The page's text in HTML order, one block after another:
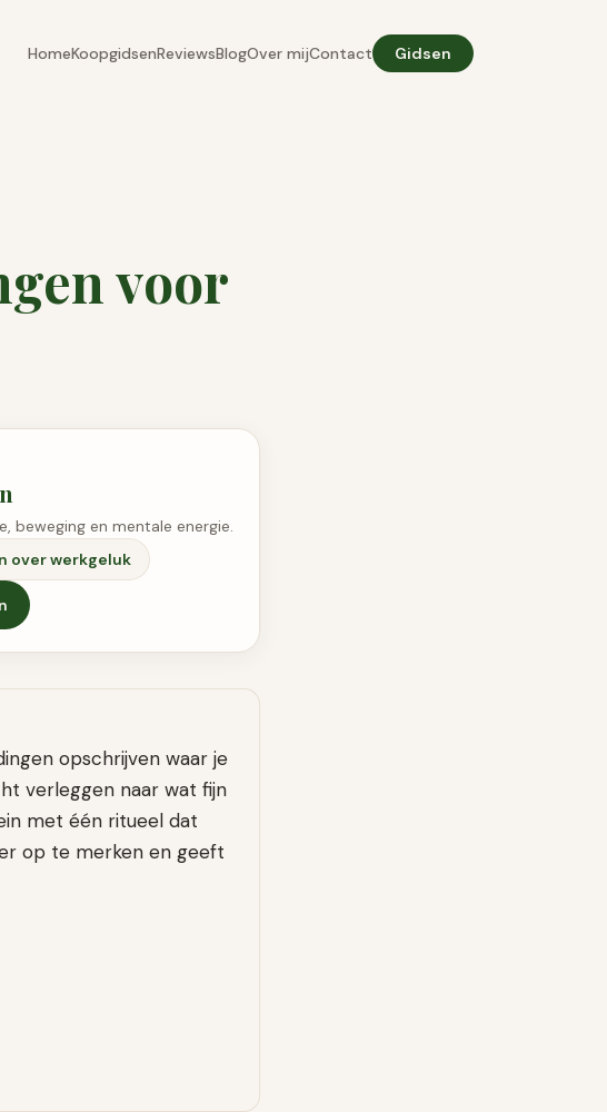
HomeKoopgidsenReviewsBlogOver mijContact Gidsen
voor
beweging en mentale energie.
over werkgeluk
opschrijven waar je
verleggen naar wat fijn
met één ritueel dat
op te merken en geeft